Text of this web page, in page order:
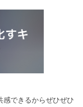
感できるからぜひぜひ